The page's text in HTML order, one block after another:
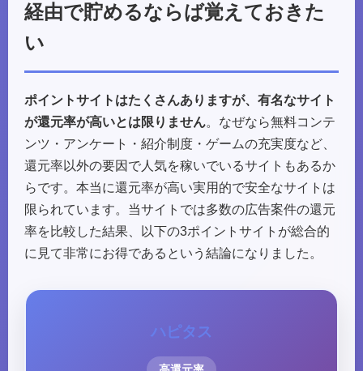
経由で貯めるならば覚えておきた
い
ポイントサイトはたくさんありますが、有名なサイト
が還元率が高いとは限りません。なぜなら無料コンテ
ンツ・アンケート・紹介制度・ゲームの充実度など、
還元率以外の要因で人気を稼いでいるサイトもあるか
らです。本当に還元率が高い実用的で安全なサイトは
限られています。当サイトでは多数の広告案件の還元
率を比較した結果、以下の3ポイントサイトが総合的
に見て非常にお得であるという結論になりました。
ハピタス